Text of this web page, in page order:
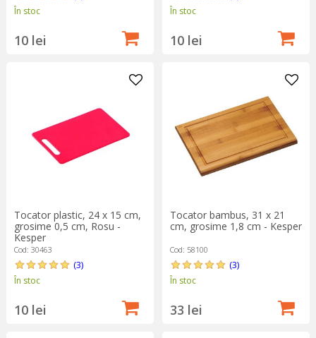
În stoc
10 lei
În stoc
10 lei
Tocator plastic, 24 x 15 cm,
grosime 0,5 cm, Rosu -
Kesper
Cod: 30463
(3)
În stoc
10 lei
Tocator bambus, 31 x 21
cm, grosime 1,8 cm - Kesper
Cod: 58100
(3)
În stoc
33 lei